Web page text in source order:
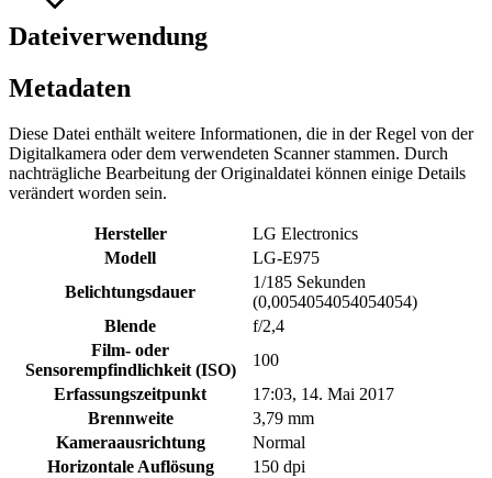
Dateiverwendung
Metadaten
Diese Datei enthält weitere Informationen, die in der Regel von der
Digitalkamera oder dem verwendeten Scanner stammen. Durch
nachträgliche Bearbeitung der Originaldatei können einige Details
verändert worden sein.
Hersteller
LG Electronics
Modell
LG-E975
Belichtungsdauer
1/185 Sekunden
(0,0054054054054054)
Blende
f/2,4
Film- oder
Sensorempfindlichkeit (ISO)
100
Erfassungszeitpunkt
17:03, 14. Mai 2017
Brennweite
3,79 mm
Kameraausrichtung
Normal
Horizontale Auflösung
150 dpi